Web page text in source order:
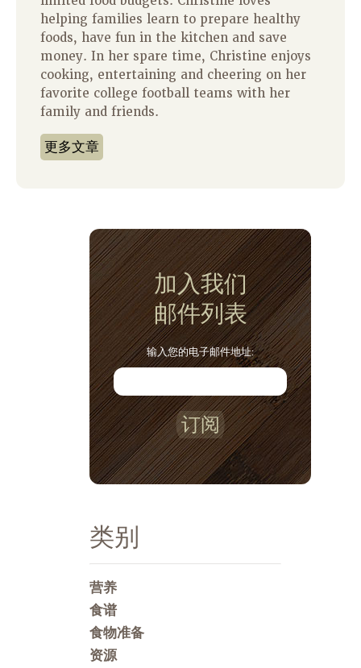
helping families learn to prepare healthy
foods, have fun in the kitchen and save
money. In her spare time, Christine enjoys
cooking, entertaining and cheering on her
favorite college football teams with her
family and friends.
更多文章
加入我们
邮件列表
输入您的电子邮件地址:
订阅
类别
营养
食谱
食物准备
资源